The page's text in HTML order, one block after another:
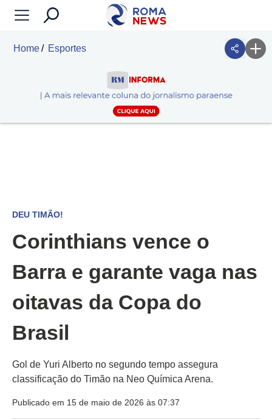
Home Esportes
DEU TIMÃO!
Corinthians vence o
Barra e garante vaga nas
oitavas da Copa do
Brasil
Gol de Yuri Alberto no segundo tempo assegura
classificação do Timão na Neo Química Arena.
Publicado em 15 de maio de 2026 às 07:37